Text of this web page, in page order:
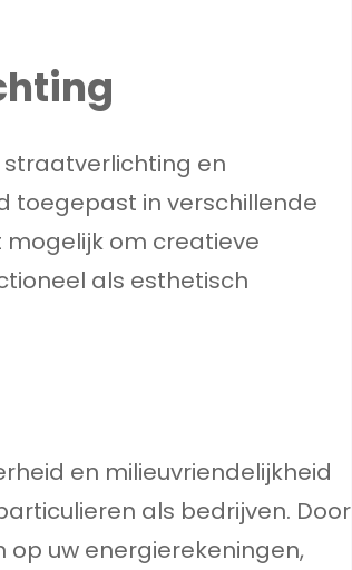
en
toegepast in verschillende
mogelijk om creatieve
als esthetisch
en milieuvriendelijkheid
als bedrijven. Door
op uw energierekeningen,